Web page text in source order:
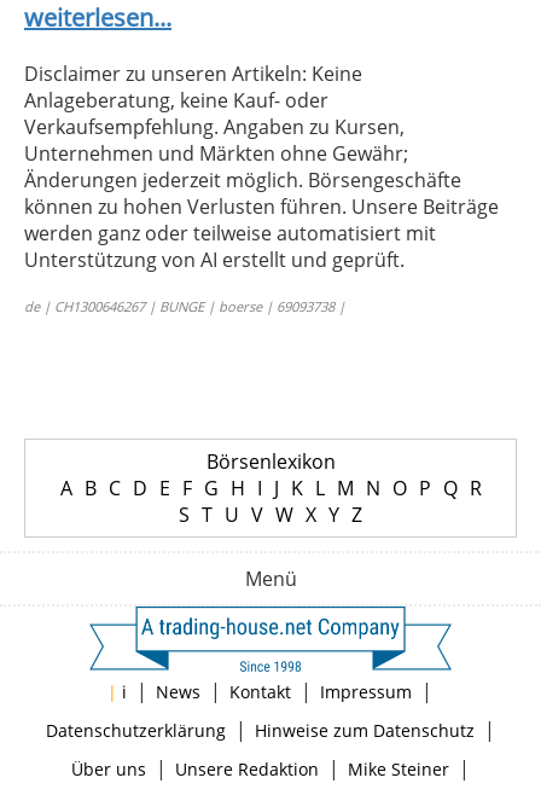
weiterlesen...
Disclaimer zu unseren Artikeln: Keine
Anlageberatung, keine Kauf- oder
Verkaufsempfehlung. Angaben zu Kursen,
Unternehmen und Märkten ohne Gewähr;
Änderungen jederzeit möglich. Börsengeschäfte
können zu hohen Verlusten führen. Unsere Beiträge
werden ganz oder teilweise automatisiert mit
Unterstützung von AI erstellt und geprüft.
de | CH1300646267 | BUNGE | boerse | 69093738 |
Börsenlexikon
A B C D E F G H I J K L M N O P Q R
S T U V W X Y Z
Menü
| i | News | Kontakt | Impressum |
Datenschutzerklärung| Hinweise zum Datenschutz |
Über uns | Unsere Redaktion | Mike Steiner|